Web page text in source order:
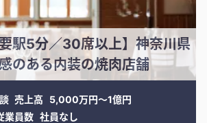
駅5分／30席以上】神奈川県
のある内装の焼肉店舗
売上高
5,000万円〜1億円
業員数 社員なし